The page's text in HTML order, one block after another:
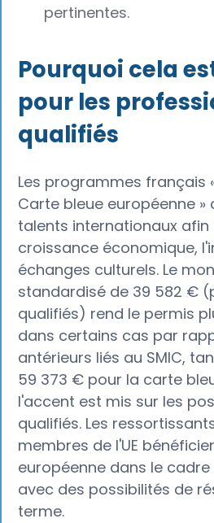
pertinentes.
Pourquoi cela
pour les
qualifiés
Les programmes français
Carte bleue européenne »
talents internationaux afin
croissance économique,
échanges culturels. Le
standardisé de 39 582 €
qualifiés) rend le permis
dans certains cas par
antérieurs liés au SMIC,
59 373 € pour la carte
l'accent est mis sur les
qualifiés. Les
membres de l'UE
européenne dans le
avec des possibilités de
terme.